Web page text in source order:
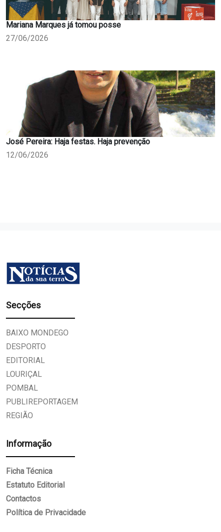
Mariana Marques já tomou posse
27/06/2026
José Pereira: Haja festas. Haja prevenção
12/06/2026
Secções
BAIXO MONDEGO
DESPORTO
EDITORIAL
LOURIÇAL
POMBAL
PUBLIREPORTAGEM
REGIÃO
Informação
Ficha Técnica
Estatuto Editorial
Contactos
Política de Privacidade